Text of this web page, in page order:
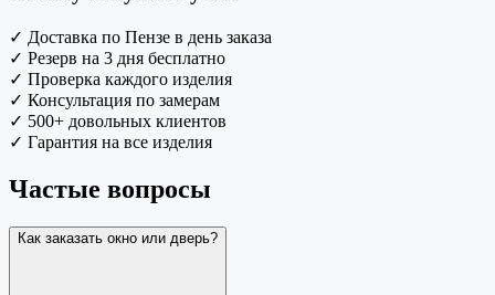
✓ Доставка по Пензе в день заказа
✓ Резерв на 3 дня бесплатно
✓ Проверка каждого изделия
✓ Консультация по замерам
✓ 500+ довольных клиентов
✓ Гарантия на все изделия
Частые вопросы
Как заказать окно или дверь?